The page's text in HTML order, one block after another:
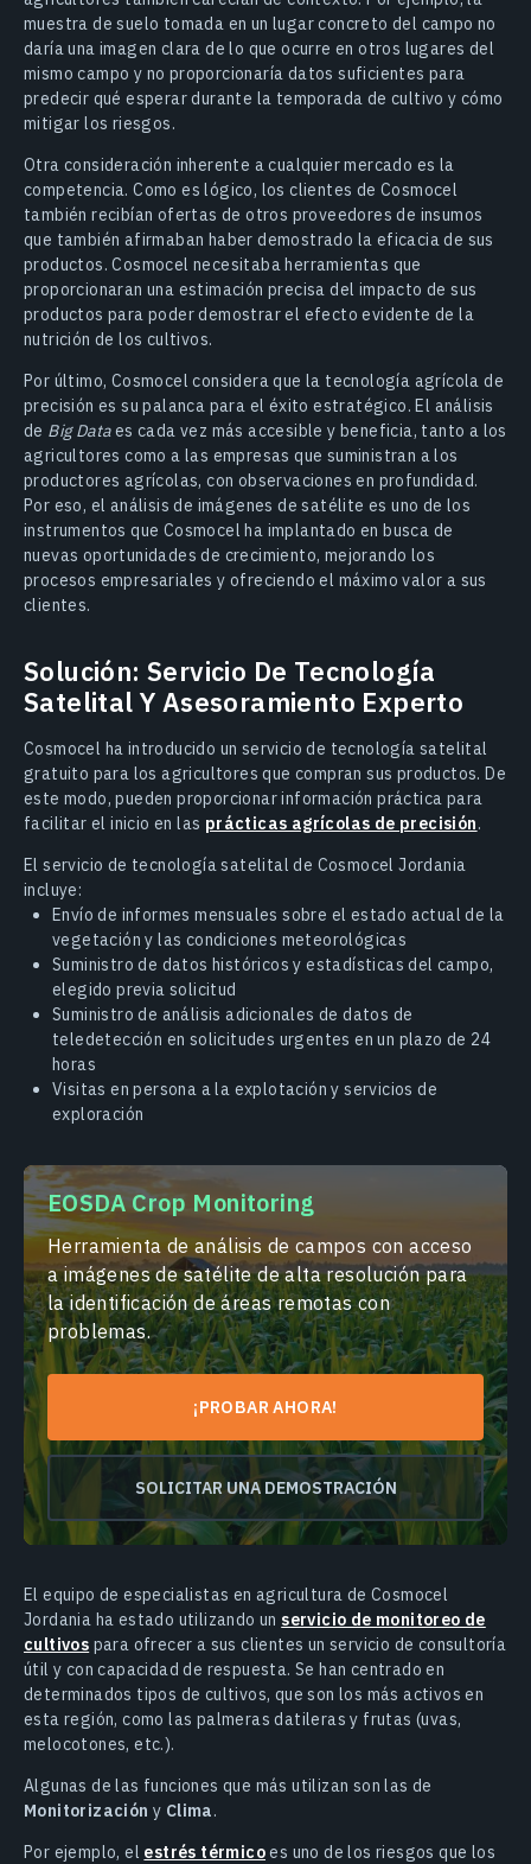
muestra de suelo tomada en un lugar concreto del campo no
daría una imagen clara de lo que ocurre en otros lugares del
mismo campo y no proporcionaría datos suficientes para
predecir qué esperar durante la temporada de cultivo y cómo
mitigar los riesgos.
Otra consideración inherente a cualquier mercado es la
competencia. Como es lógico, los clientes de Cosmocel
también recibían ofertas de otros proveedores de insumos
que también afirmaban haber demostrado la eficacia de sus
productos. Cosmocel necesitaba herramientas que
proporcionaran una estimación precisa del impacto de sus
productos para poder demostrar el efecto evidente de la
nutrición de los cultivos.
Por último, Cosmocel considera que la tecnología agrícola de
precisión es su palanca para el éxito estratégico. El análisis
de Big Dataes cada vez más accesible y beneficia, tanto a los
agricultores como a las empresas que suministran a los
productores agrícolas, con observaciones en profundidad.
Por eso, el análisis de imágenes de satélite es uno de los
instrumentos que Cosmocel ha implantado en busca de
nuevas oportunidades de crecimiento, mejorando los
procesos empresariales y ofreciendo el máximo valor a sus
clientes.
Solución: Servicio De Tecnología
Satelital Y Asesoramiento Experto
Cosmocel ha introducido un servicio de tecnología satelital
gratuito para los agricultores que compran sus productos. De
este modo, pueden proporcionar información práctica para
facilitar el inicio en las prácticas agrícolas de precisión.
El servicio de tecnología satelital de Cosmocel Jordania
incluye:
Envío de informes mensuales sobre el estado actual de la
vegetación y las condiciones meteorológicas
Suministro de datos históricos y estadísticas del campo,
elegido previa solicitud
Suministro de análisis adicionales de datos de
teledetección en solicitudes urgentes en un plazo de 24
horas
Visitas en persona a la explotación y servicios de
exploración
EOSDA Crop Monitoring
Herramienta de análisis de campos con acceso
a imágenes de satélite de alta resolución para
la identificación de áreas remotas con
problemas.
¡PROBAR AHORA!
SOLICITAR UNA DEMOSTRACIÓN
El equipo de especialistas en agricultura de Cosmocel
Jordania ha estado utilizando un servicio de monitoreo de
cultivos para ofrecer a sus clientes un servicio de consultoría
útil y con capacidad de respuesta. Se han centrado en
determinados tipos de cultivos, que son los más activos en
esta región, como las palmeras datileras y frutas (uvas,
melocotones, etc.).
Algunas de las funciones que más utilizan son las de
Monitorización y Clima.
Por ejemplo, el estrés térmicoes uno de los riesgos que los